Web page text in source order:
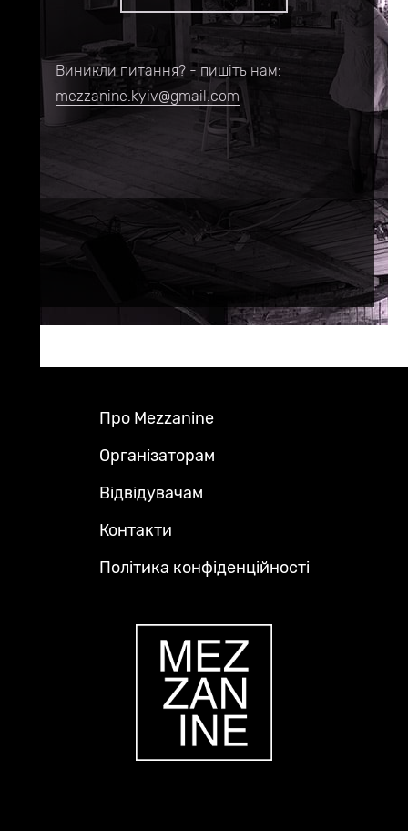
Виникли питання? - пишіть нам:
mezzanine.kyiv@gmail.com
Footer
Menu
Про Mezzanine
Організаторам
Відвідувачам
Контакти
Політика конфіденційності